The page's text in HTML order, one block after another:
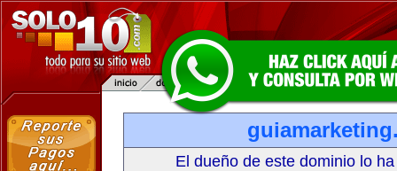
El dueño de este dominio lo